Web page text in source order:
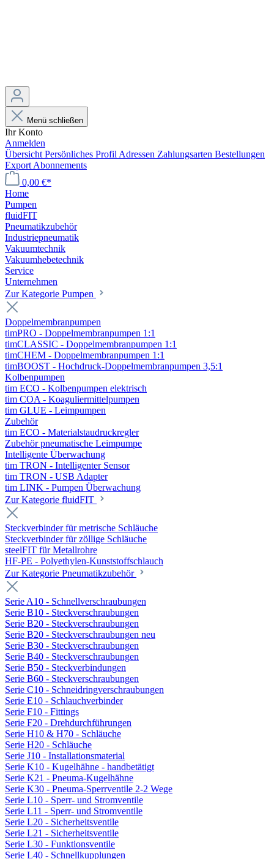
Menü schließen
Ihr Konto
Anmelden
Übersicht Persönliches Profil Adressen Zahlungsarten Bestellungen
Export Abonnements
0,00 €*
Home
Pumpen
fluidFIT
Pneumatikzubehör
Industriepneumatik
Vakuumtechnik
Vakuumhebetechnik
Service
Unternehmen
Zur Kategorie Pumpen
Doppelmembranpumpen
timPRO - Doppelmembranpumpen 1:1
timCLASSIC - Doppelmembranpumpen 1:1
timCHEM - Doppelmembranpumpen 1:1
timBOOST - Hochdruck-Doppelmembranpumpen 3,5:1
Kolbenpumpen
tim ECO - Kolbenpumpen elektrisch
tim COA - Koaguliermittelpumpen
tim GLUE - Leimpumpen
Zubehör
tim ECO - Materialstaudruckregler
Zubehör pneumatische Leimpumpe
Intelligente Überwachung
tim TRON - Intelligenter Sensor
tim TRON - USB Adapter
tim LINK - Pumpen Überwachung
Zur Kategorie fluidFIT
Steckverbinder für metrische Schläuche
Steckverbinder für zöllige Schläuche
steelFIT für Metallrohre
HF-PE - Polyethylen-Kunststoffschlauch
Zur Kategorie Pneumatikzubehör
Serie A10 - Schnellverschraubungen
Serie B10 - Steckverschraubungen
Serie B20 - Steckverschraubungen
Serie B20 - Steckverschraubungen neu
Serie B30 - Steckverschraubungen
Serie B40 - Steckverschraubungen
Serie B50 - Steckverbindungen
Serie B60 - Steckverschraubungen
Serie C10 - Schneidringverschraubungen
Serie E10 - Schlauchverbinder
Serie F10 - Fittings
Serie F20 - Drehdurchführungen
Serie H10 & H70 - Schläuche
Serie H20 - Schläuche
Serie J10 - Installationsmaterial
Serie K10 - Kugelhähne - handbetätigt
Serie K21 - Pneuma-Kugelhähne
Serie K30 - Pneuma-Sperrventile 2-2 Wege
Serie L10 - Sperr- und Stromventile
Serie L11 - Sperr- und Stromventile
Serie L20 - Sicherheitsventile
Serie L21 - Sicherheitsventile
Serie L30 - Funktionsventile
Serie L40 - Schnellkupplungen